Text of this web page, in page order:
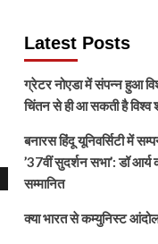
Latest Posts
ग्रेटर नोएडा में संपन्न हुआ
चिंतन से ही आ सकती है विश्व
बनारस हिंदू यूनिवर्सिटी में
’37वीं सुदर्शन सभा’: डॉ आर्य
सम्मानित
क्या भारत से कम्युनिस्ट